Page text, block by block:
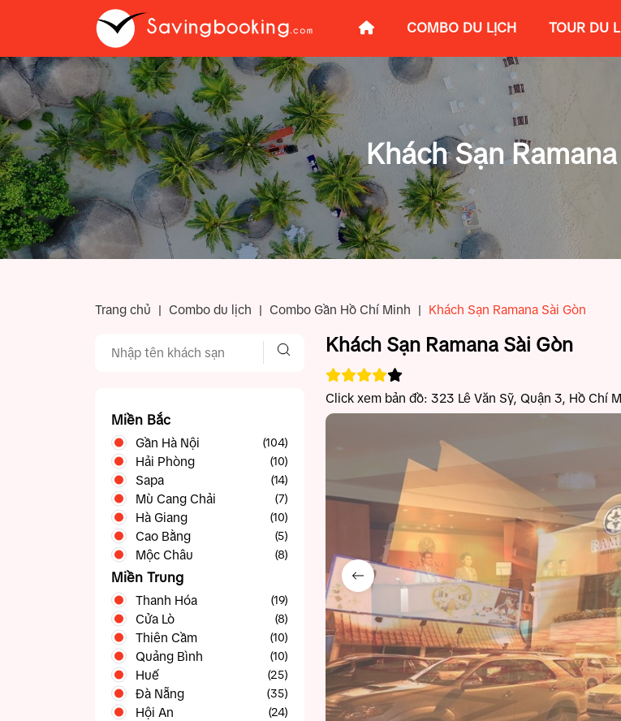
COMBO DU LỊCH TOUR DU
Khách Sạn
Trang chủ | Combo du lịch | Combo Gần Hồ Chí Minh | Khách Sạn Ramana Sài Gòn
Miền Bắc
Gần Hà Nội (104)
Ba Vì (5)
Bắc Ninh (5)
Chương Mỹ (4)
Gia Lâm (3)
Hạ Long (23)
Hòa Bình (11)
Ninh Bình
Sóc Sơn
Sơn Tây
Thạch Thất
Vĩnh Phúc
Hải Phòng (10)
Sapa (14)
Mù Cang Chải (7)
Hà Giang (10)
Cao Bằng (5)
Mộc Châu (8)
Miền Trung
Thanh Hóa (19)
Cửa Lò (8)
Thiên Cầm (10)
Quảng Bình (10)
Huế (25)
Đà Nẵng (35)
Hội An (24)
Khách Sạn Ramana Sài Gòn
Click xem bản đồ: 323 Lê Văn Sỹ, Quận 3, Hồ Chí